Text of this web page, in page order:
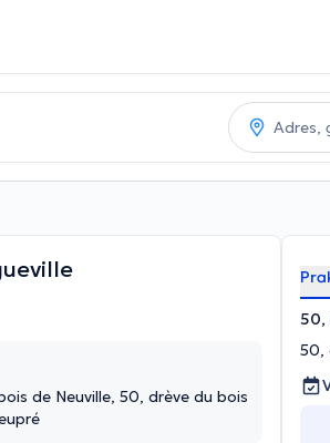
50, drève du bois
50,
50,